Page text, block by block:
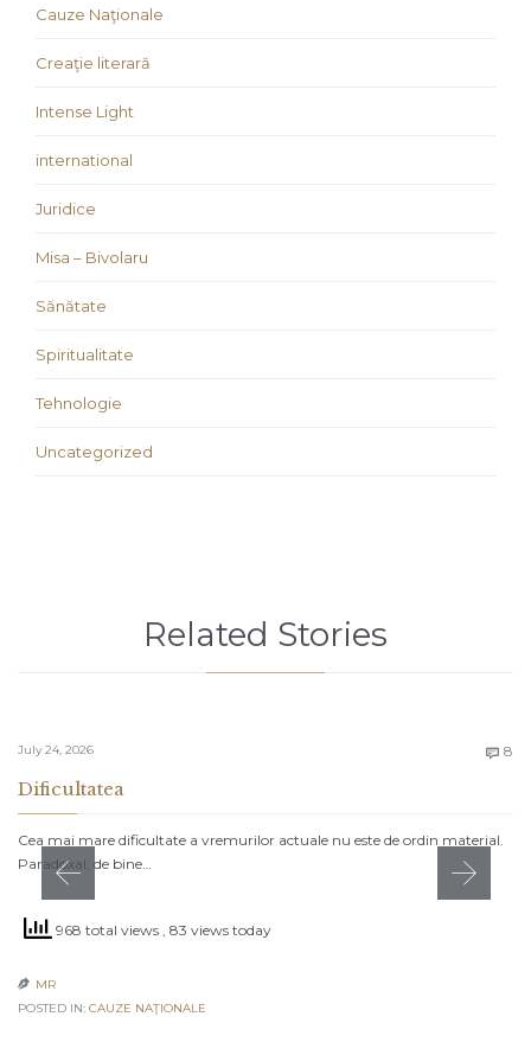
Cauze Naţionale
Creaţie literară
Intense Light
international
Juridice
Misa – Bivolaru
Sănătate
Spiritualitate
Tehnologie
Uncategorized
Related Stories
July 24, 2026  8
Dificultatea
Cea mai mare dificultate a vremurilor actuale nu este de ordin material.
Paradoxal, de bine…
968 total views , 83 views today
 MR
POSTED IN: CAUZE NAŢIONALE